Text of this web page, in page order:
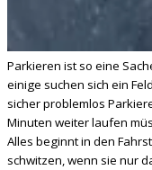
Parkieren ist so eine
einige suchen sich ein
sicher problemlos
Minuten weiter laufen
Alles beginnt in den
schwitzen, wenn sie nur